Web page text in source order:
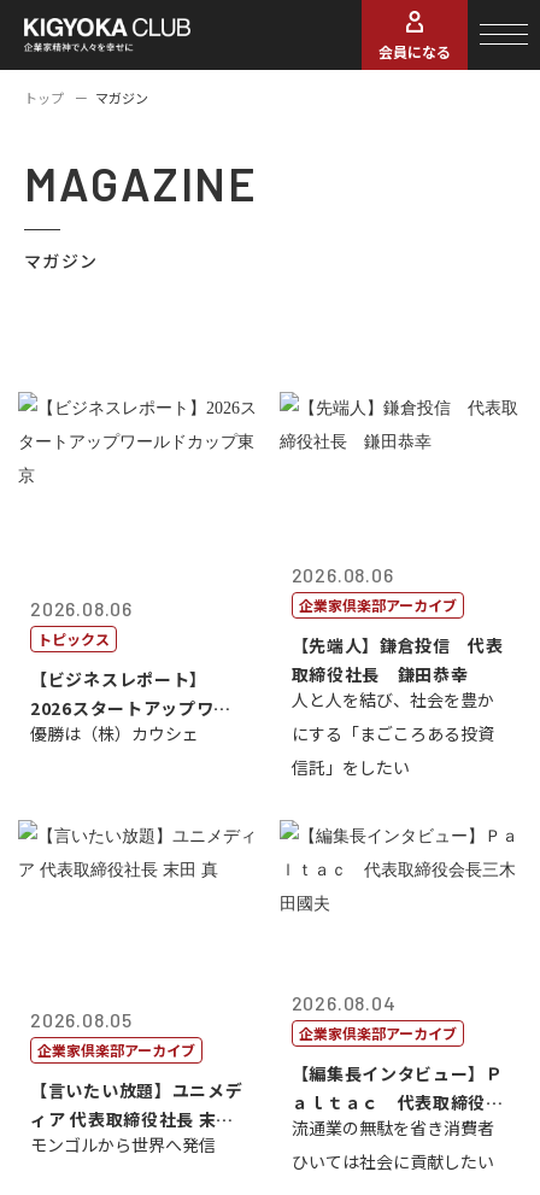
会員になる
トップ マガジン
MAGAZINE
マガジン
2026.08.06
トピックス
【ビジネスレポート】
2026スタートアップワー
ルドカップ東京
優勝は（株）カウシェ
2026.08.06
企業家倶楽部アーカイブ
【先端人】鎌倉投信 代表
取締役社長 鎌田恭幸
人と人を結び、社会を豊か
にする「まごころある投資
信託」をしたい
2026.08.05
企業家倶楽部アーカイブ
【言いたい放題】ユニメデ
ィア 代表取締役社長 末田
真
モンゴルから世界へ発信
2026.08.04
企業家倶楽部アーカイブ
【編集長インタビュー】Ｐ
ａｌｔａｃ 代表取締役会
長三木田國夫
流通業の無駄を省き消費者
ひいては社会に貢献したい